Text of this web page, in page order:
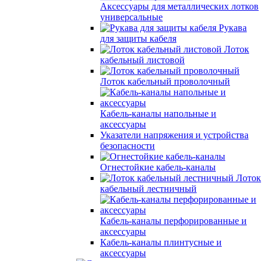
Аксессуары для металлических лотков
универсальные
Рукава
для защиты кабеля
Лоток
кабельный листовой
Лоток кабельный проволочный
Кабель-каналы напольные и
аксессуары
Указатели напряжения и устройства
безопасности
Огнестойкие кабель-каналы
Лоток
кабельный лестничный
Кабель-каналы перфорированные и
аксессуары
Кабель-каналы плинтусные и
аксессуары